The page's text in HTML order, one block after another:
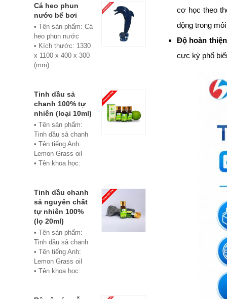
cơ học theo
động trong
Độ hoàn
cực kỳ phổ
Cá heo phun
nước bể bơi
• Tên sản phẩm: Cá
heo phun nước
• Kích thước: 1330
x 1100 x 400 x 300
(mm)
Composite
• Phân phối:
Hoabico
Tinh dầu sả
chanh 100% tự
nhiên (loại 10ml)
• Tên sản phẩm:
Tinh dầu sả chanh
• Tên tiếng Anh:
Lemon Grass oil
• Tên khoa học:
• Chủng loại: Thiết
bị xông hơi
• Thành phần chiết
xuất: lá
• Phương pháp
chiết xuất: Chưng
cất hơi nước
• Hình thức: Chất
lỏng
Tinh dầu chanh
sả nguyên chất
tự nhiên 100%
(lọ 20ml)
• Tên sản phẩm:
Tinh dầu sả chanh
• Tên tiếng Anh:
Lemon Grass oil
• Tên khoa học: